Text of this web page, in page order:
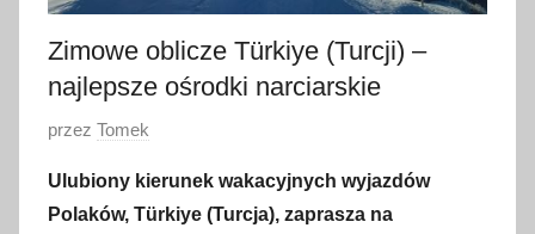
Zimowe oblicze Türkiye (Turcji) –
najlepsze ośrodki narciarskie
O
u
b
przez Tomek
Ulubiony kierunek wakacyjnych wyjazdów
Polaków, Türkiye (Turcja), zaprasza na